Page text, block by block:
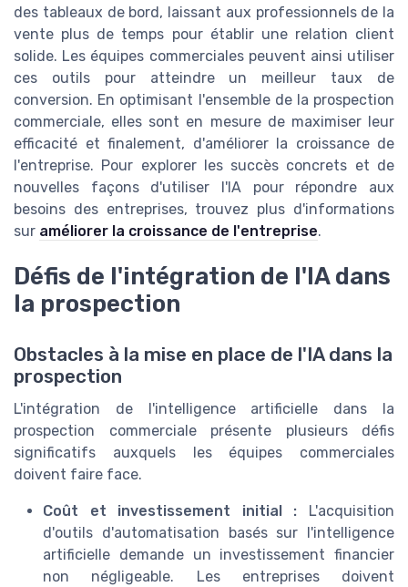
des tableaux de bord, laissant aux professionnels de la
vente plus de temps pour établir une relation client
solide. Les équipes commerciales peuvent ainsi utiliser
ces outils pour atteindre un meilleur taux de
conversion. En optimisant l'ensemble de la prospection
commerciale, elles sont en mesure de maximiser leur
efficacité et finalement, d'améliorer la croissance de
l'entreprise. Pour explorer les succès concrets et de
nouvelles façons d'utiliser l'IA pour répondre aux
besoins des entreprises, trouvez plus d'informations
sur améliorer la croissance de l'entreprise.
Défis de l'intégration de l'IA dans
la prospection
Obstacles à la mise en place de l'IA dans la
prospection
L'intégration de l'intelligence artificielle dans la
prospection commerciale présente plusieurs défis
significatifs auxquels les équipes commerciales
doivent faire face.
Coût et investissement initial : L'acquisition
d'outils d'automatisation basés sur l'intelligence
artificielle demande un investissement financier
non négligeable. Les entreprises doivent